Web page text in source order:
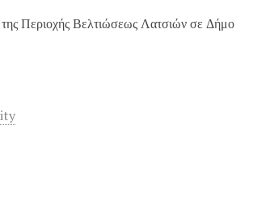
Περιοχής Βελτιώσεως Λατσιών σε Δήμο